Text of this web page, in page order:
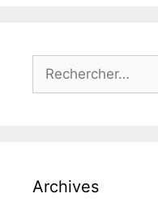
Rechercher :
Archives